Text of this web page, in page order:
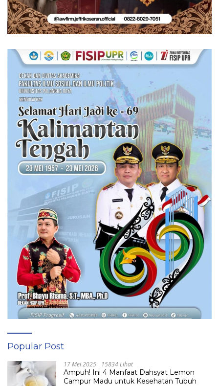
Popular Post
17 Mei 2025 15834 Lihat
Ampuh! Ini 4 Manfaat Dahsyat Lemon
Campur Madu untuk Kesehatan Tubuh